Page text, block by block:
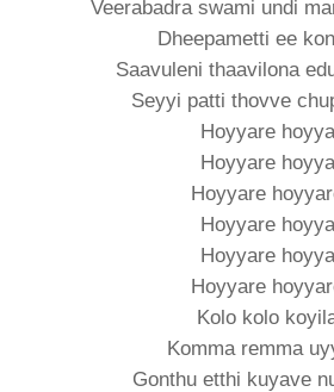
Veerabadra swami undi
Dheepametti ee
Saavuleni thaavilona
Seyyi patti thovve
Hoyyare hoyya
Hoyyare hoyya
Hoyyare
Hoyyare hoyya
Hoyyare hoyya
Hoyyare
Kolo kolo
Komma remma
Gonthu etthi kuyave